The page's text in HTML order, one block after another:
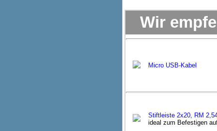
Wir
Micro USB-Kabel
Stiftleiste 2x20, RM
ideal zum Befestigen